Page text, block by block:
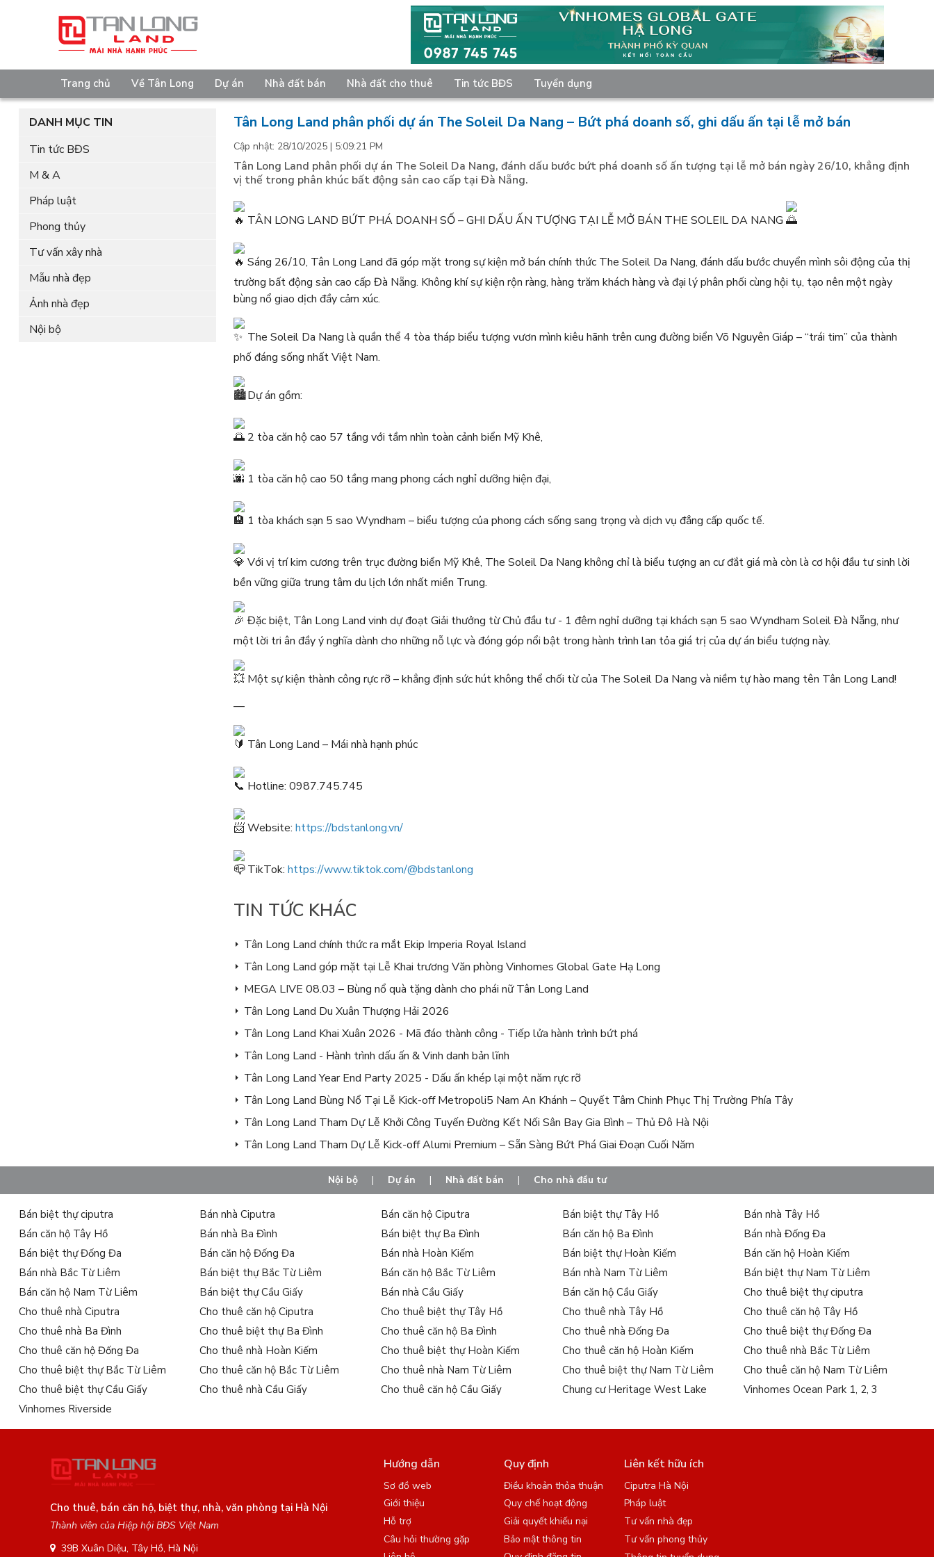
Trang chủ Về Tân Long Dự án Nhà đất bán Nhà đất cho thuê Tin tức BĐS Tuyển dụng
DANH MỤC TIN
Tin tức BĐS
M & A
Pháp luật
Phong thủy
Tư vấn xây nhà
Mẫu nhà đẹp
Ảnh nhà đẹp
Nội bộ
Tân Long Land phân phối dự án The Soleil Da Nang – Bứt phá doanh số, ghi dấu ấn tại lễ mở bán
Cập nhật: 28/10/2025 | 5:09:21 PM
Tân Long Land phân phối dự án The Soleil Da Nang, đánh dấu bước bứt phá doanh số ấn tượng tại lễ mở bán ngày 26/10, khẳng định
vị thế trong phân khúc bất động sản cao cấp tại Đà Nẵng.
TÂN LONG LAND BỨT PHÁ DOANH SỐ – GHI DẤU ẤN TƯỢNG TẠI LỄ MỞ BÁN THE SOLEIL DA NANG
Sáng 26/10, Tân Long Land đã góp mặt trong sự kiện mở bán chính thức The Soleil Da Nang, đánh dấu bước chuyển mình sôi động của thị
trường bất động sản cao cấp Đà Nẵng. Không khí sự kiện rộn ràng, hàng trăm khách hàng và đại lý phân phối cùng hội tụ, tạo nên một ngày
bùng nổ giao dịch đầy cảm xúc.
The Soleil Da Nang là quần thể 4 tòa tháp biểu tượng vươn mình kiêu hãnh trên cung đường biển Võ Nguyên Giáp – “trái tim” của thành
phố đáng sống nhất Việt Nam.
Dự án gồm:
2 tòa căn hộ cao 57 tầng với tầm nhìn toàn cảnh biển Mỹ Khê,
1 tòa căn hộ cao 50 tầng mang phong cách nghỉ dưỡng hiện đại,
1 tòa khách sạn 5 sao Wyndham – biểu tượng của phong cách sống sang trọng và dịch vụ đẳng cấp quốc tế.
Với vị trí kim cương trên trục đường biển Mỹ Khê, The Soleil Da Nang không chỉ là biểu tượng an cư đắt giá mà còn là cơ hội đầu tư sinh lời
bền vững giữa trung tâm du lịch lớn nhất miền Trung.
Đặc biệt, Tân Long Land vinh dự đoạt Giải thưởng từ Chủ đầu tư - 1 đêm nghỉ dưỡng tại khách sạn 5 sao Wyndham Soleil Đà Nẵng, như
một lời tri ân đầy ý nghĩa dành cho những nỗ lực và đóng góp nổi bật trong hành trình lan tỏa giá trị của dự án biểu tượng này.
Một sự kiện thành công rực rỡ – khẳng định sức hút không thể chối từ của The Soleil Da Nang và niềm tự hào mang tên Tân Long Land!
—
Tân Long Land – Mái nhà hạnh phúc
Hotline: 0987.745.745
Website: https://bdstanlong.vn/
TikTok: https://www.tiktok.com/@bdstanlong
TIN TỨC KHÁC
Tân Long Land chính thức ra mắt Ekip Imperia Royal Island
Tân Long Land góp mặt tại Lễ Khai trương Văn phòng Vinhomes Global Gate Hạ Long
MEGA LIVE 08.03 – Bùng nổ quà tặng dành cho phái nữ Tân Long Land
Tân Long Land Du Xuân Thượng Hải 2026
Tân Long Land Khai Xuân 2026 - Mã đáo thành công - Tiếp lửa hành trình bứt phá
Tân Long Land - Hành trình dấu ấn & Vinh danh bản lĩnh
Tân Long Land Year End Party 2025 - Dấu ấn khép lại một năm rực rỡ
Tân Long Land Bùng Nổ Tại Lễ Kick-off Metropoli5 Nam An Khánh – Quyết Tâm Chinh Phục Thị Trường Phía Tây
Tân Long Land Tham Dự Lễ Khởi Công Tuyến Đường Kết Nối Sân Bay Gia Bình – Thủ Đô Hà Nội
Tân Long Land Tham Dự Lễ Kick-off Alumi Premium – Sẵn Sàng Bứt Phá Giai Đoạn Cuối Năm
Nội bộ | Dự án | Nhà đất bán | Cho nhà đầu tư
Bán biệt thự ciputra Bán nhà Ciputra Bán căn hộ Ciputra Bán biệt thự Tây Hồ
Bán nhà Tây Hồ
Bán căn hộ Tây Hồ
Bán nhà Ba Đình Bán biệt thự Ba Đình Bán căn hộ Ba Đình
Bán nhà Đống Đa
Bán biệt thự Đống Đa
Bán căn hộ Đống Đa Bán nhà Hoàn Kiếm Bán biệt thự Hoàn Kiếm
Bán căn hộ Hoàn Kiếm
Bán nhà Bắc Từ Liêm
Bán biệt thự Bắc Từ Liêm Bán căn hộ Bắc Từ Liêm Bán nhà Nam Từ Liêm
Bán biệt thự Nam Từ Liêm
Bán căn hộ Nam Từ Liêm
Bán biệt thự Cầu Giấy Bán nhà Cầu Giấy Bán căn hộ Cầu Giấy
Cho thuê biệt thự ciputra
Cho thuê nhà Ciputra
Cho thuê căn hộ Ciputra Cho thuê biệt thự Tây Hồ Cho thuê nhà Tây Hồ
Cho thuê căn hộ Tây Hồ
Cho thuê nhà Ba Đình
Cho thuê biệt thự Ba Đình Cho thuê căn hộ Ba Đình Cho thuê nhà Đống Đa
Cho thuê biệt thự Đống Đa
Cho thuê căn hộ Đống Đa
Cho thuê nhà Hoàn Kiếm Cho thuê biệt thự Hoàn Kiếm Cho thuê căn hộ Hoàn Kiếm
Cho thuê nhà Bắc Từ Liêm
Cho thuê biệt thự Bắc Từ Liêm
Cho thuê căn hộ Bắc Từ Liêm Cho thuê nhà Nam Từ Liêm Cho thuê biệt thự Nam Từ Liêm
Cho thuê căn hộ Nam Từ Liêm
Cho thuê biệt thự Cầu Giấy
Cho thuê nhà Cầu Giấy Cho thuê căn hộ Cầu Giấy Chung cư Heritage West Lake
Vinhomes Ocean Park 1, 2, 3
Vinhomes Riverside
Cho thuê, bán căn hộ, biệt thự, nhà, văn phòng tại Hà Nội
Thành viên của Hiệp hội BĐS Việt Nam
39B Xuân Diệu, Tây Hồ, Hà Nội
Hướng dẫn
Sơ đồ web
Giới thiệu
Hỗ trợ
Câu hỏi thường gặp
Quy định
Điều khoản thỏa thuận
Quy chế hoạt động
Giải quyết khiếu nại
Bảo mật thông tin
Liên kết hữu ích
Ciputra Hà Nội
Pháp luật
Tư vấn nhà đẹp
Tư vấn phong thủy